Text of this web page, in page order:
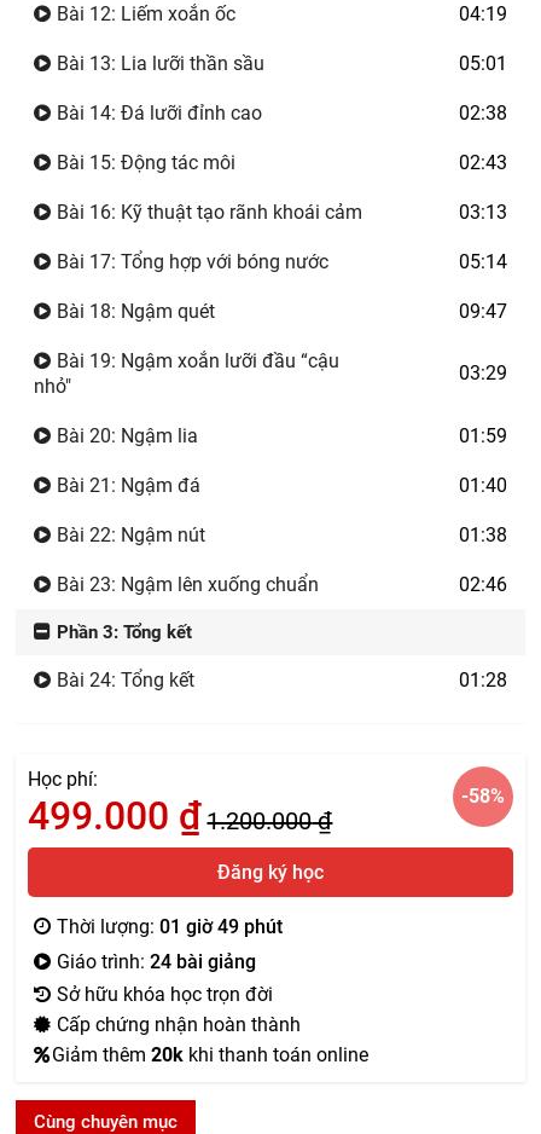
Bài 12: Liếm xoắn ốc 04:19
Bài 13: Lia lưỡi thần sầu 05:01
Bài 14: Đá lưỡi đỉnh cao 02:38
Bài 15: Động tác môi 02:43
Bài 16: Kỹ thuật tạo rãnh khoái cảm 03:13
Bài 17: Tổng hợp với bóng nước 05:14
Bài 18: Ngậm quét 09:47
Bài 19: Ngậm xoắn lưỡi đầu “cậu
nhỏ"
03:29
Bài 20: Ngậm lia 01:59
Bài 21: Ngậm đá 01:40
Bài 22: Ngậm nút 01:38
Bài 23: Ngậm lên xuống chuẩn 02:46
Phần 3: Tổng kết
Bài 24: Tổng kết 01:28
Học phí:
499.000 ₫1.200.000₫
-58%
Đăng ký học
Thời lượng:01 giờ 49 phút
Giáo trình:24 bài giảng
Sở hữu khóa học trọn đời
Cấp chứng nhận hoàn thành
Giảm thêm20k khi thanh toán online
Cùng chuyên mục